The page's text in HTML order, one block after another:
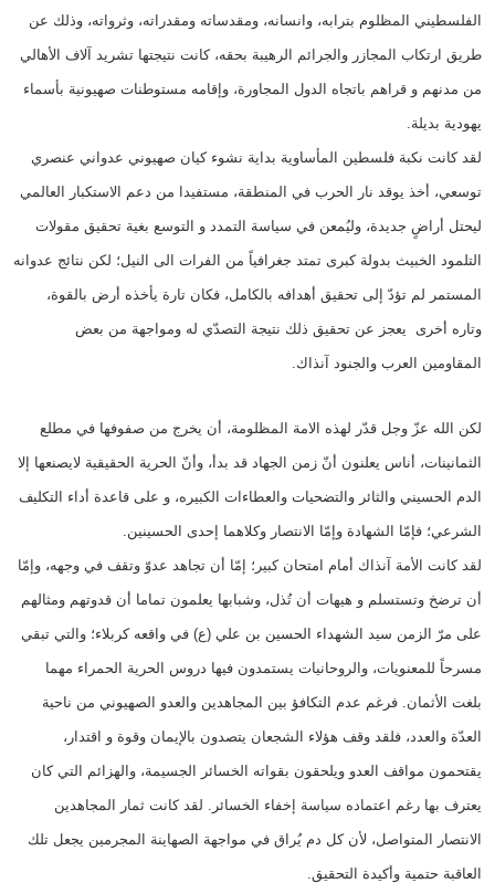
الفلسطيني المظلوم بترابه، وانسانه، ومقدساته ومقدراته، وثرواته، وذلك عن
طريق ارتكاب المجازر والجرائم الرهيبة بحقه، كانت نتيجتها تشريد آلاف الأهالي
من مدنهم و قراهم باتجاه الدول المجاورة، وإقامه مستوطنات صهيونية بأسماء
يهودية بديلة.
لقد كانت نكبة فلسطين المأساوية بداية نشوء كيان صهيوني عدواني عنصري
توسعي، أخذ يوقد نار الحرب في المنطقة، مستفيدا من دعم الاستكبار العالمي
ليحتل أراضٍ جديدة، وليُمعن في سياسة التمدد و التوسع بغية تحقيق مقولات
التلمود الخبيث بدولة كبرى تمتد جغرافياً من الفرات الى النيل؛ لكن نتائج عدوانه
المستمر لم تؤدّ إلى تحقيق أهدافه بالكامل، فكان تارة يأخذه أرض بالقوة،
وتاره أخرى يعجز عن تحقيق ذلك نتيجة التصدّي له ومواجهة من بعض
المقاومين العرب والجنود آنذاك.
لكن الله عزّ وجل قدّر لهذه الامة المظلومة، أن يخرج من صفوفها في مطلع
الثمانينات، أناس يعلنون أنّ زمن الجهاد قد بدأ، وأنّ الحرية الحقيقية لايصنعها إلا
الدم الحسيني والثائر والتضحيات والعطاءات الكبيره، و على قاعدة أداء التكليف
الشرعي؛ فإمّا الشهادة وإمّا الانتصار وكلاهما إحدى الحسينين.
لقد كانت الأمة آنذاك أمام امتحان كبير؛ إمّا أن تجاهد عدوّ وتقف في وجهه، وإمّا
أن ترضخ وتستسلم و هيهات أن تُذل، وشبابها يعلمون تماما أن قدوتهم ومثالهم
على مرّ الزمن سيد الشهداء الحسين بن علي (ع) في واقعه كربلاء؛ والتي تبقي
مسرحاً للمعنويات، والروحانيات يستمدون فيها دروس الحرية الحمراء مهما
بلغت الأثمان. فرغم عدم التكافؤ بين المجاهدين والعدو الصهيوني من ناحية
العدّة والعدد، فلقد وقف هؤلاء الشجعان يتصدون بالإيمان وقوة و اقتدار،
يقتحمون مواقف العدو ويلحقون بقواته الخسائر الجسيمة، والهزائم التي كان
يعترف بها رغم اعتماده سياسة إخفاء الخسائر. لقد كانت ثمار المجاهدين
الانتصار المتواصل، لأن كل دم يُراق في مواجهة الصهاينة المجرمين يجعل تلك
العاقبة حتمية وأكيدة التحقيق.